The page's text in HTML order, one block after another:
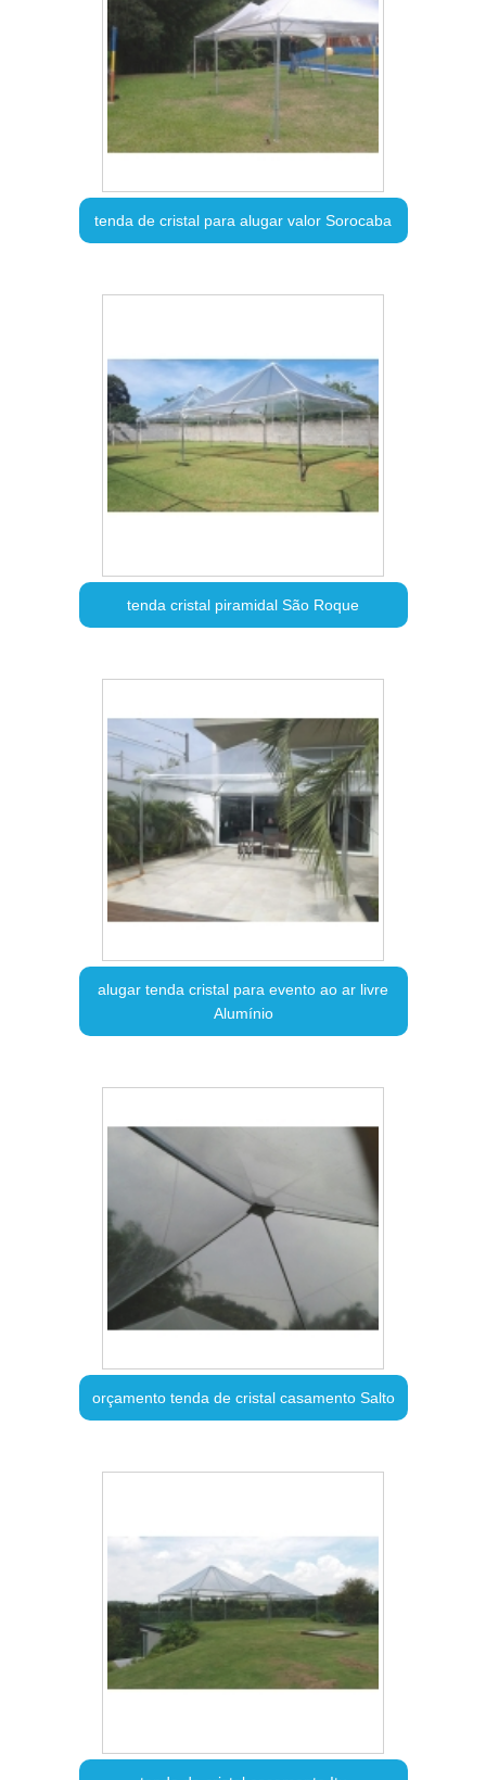
tenda de cristal para alugar valor Sorocaba
tenda cristal piramidal São Roque
alugar tenda cristal para evento ao ar livre
Alumínio
orçamento tenda de cristal casamento Salto